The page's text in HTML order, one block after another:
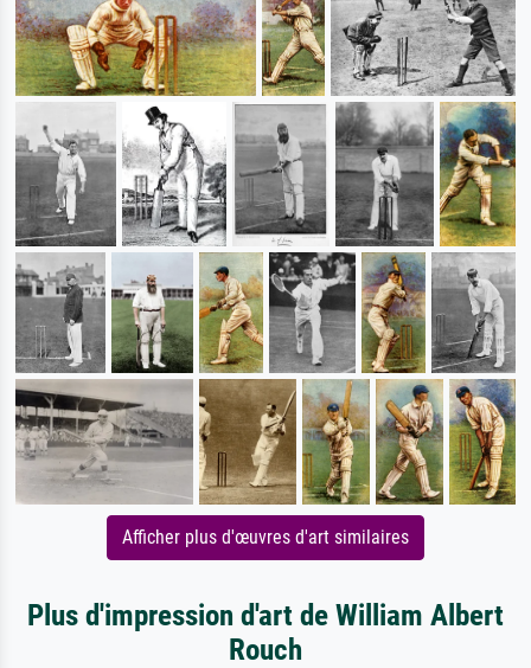
Afficher plus d'œuvres d'art similaires
Plus d'impression d'art de William Albert
Rouch